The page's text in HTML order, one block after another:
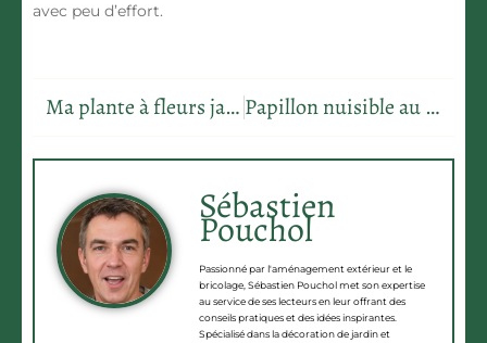
avec peu d’effort.
Ma plante à fleurs jaunes : illuminez votre intérieur avec style et sérénité Papillon nuisible au verger : une méthode naturelle pour protéger vos récoltes
Sébastien
Pouchol
Passionné par l'aménagement extérieur et le
bricolage, Sébastien Pouchol met son expertise
au service de ses lecteurs en leur offrant des
conseils pratiques et des idées inspirantes.
Spécialisé dans la décoration de jardin et